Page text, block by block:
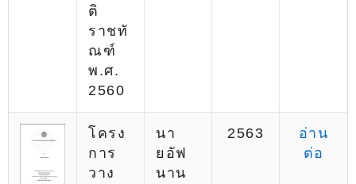
ติ
ราชทั
ณฑ์
พ.ศ.
2560
โครง
การ
วาง
นา
ยอัฟ
นาน
2563
อ่าน
ต่อ